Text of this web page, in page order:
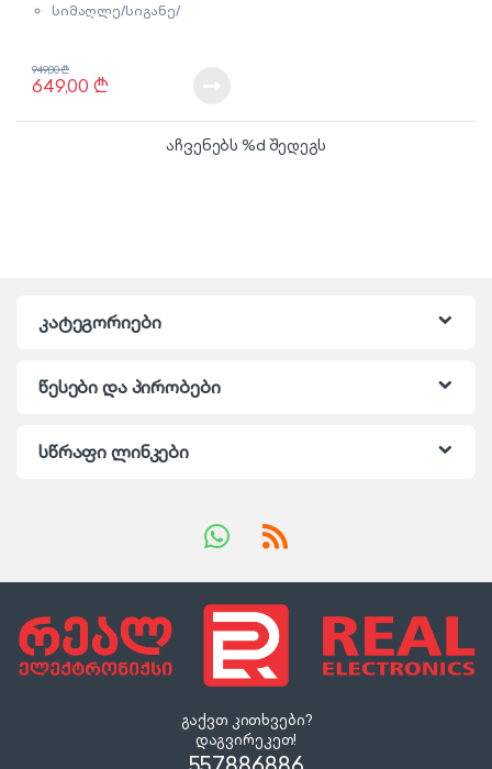
სიმაღლე/სიგანე/
გარანტია : 2 წელი
649,00₾
949,00₾
აჩვენებს %d შედეგს
კატეგორიები
წესები და პირობები
სწრაფი ლინკები
გაქვთ კითხვები?
დაგვირეკეთ!